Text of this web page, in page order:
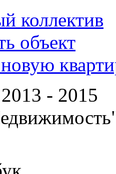
коллектив
объект
- 2015